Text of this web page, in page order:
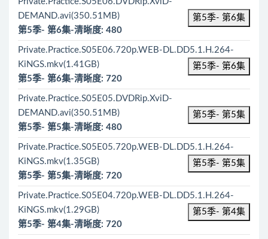
DEMAND.avi(350.51MB)
第5季- 第6集
第5季- 第6集-清晰度: 480
Private.Practice.S05E06.720p.WEB-DL.DD5.1.H.264-
KiNGS.mkv(1.41GB)
第5季- 第6集
第5季- 第6集-清晰度: 720
Private.Practice.S05E05.DVDRip.XviD-
DEMAND.avi(350.51MB)
第5季- 第5集
第5季- 第5集-清晰度: 480
Private.Practice.S05E05.720p.WEB-DL.DD5.1.H.264-
KiNGS.mkv(1.35GB)
第5季- 第5集
第5季- 第5集-清晰度: 720
Private.Practice.S05E04.720p.WEB-DL.DD5.1.H.264-
KiNGS.mkv(1.29GB)
第5季- 第4集
第5季- 第4集-清晰度: 720